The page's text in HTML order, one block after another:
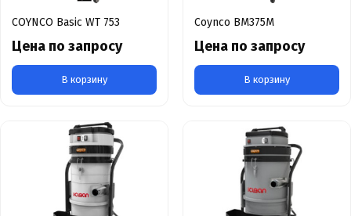
COYNCO Basic WT 753
Цена по запросу
В корзину
Coynco BM375M
Цена по запросу
В корзину